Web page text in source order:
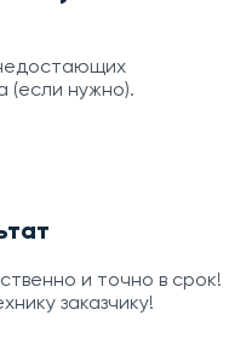
(если нужно).
и точно в срок!
заказчику!